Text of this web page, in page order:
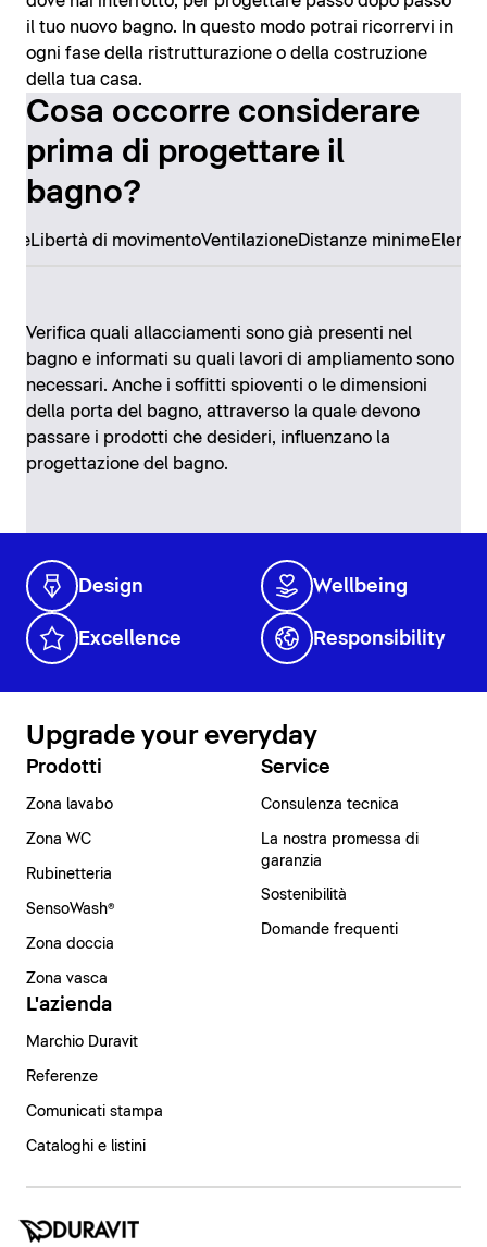
il tuo nuovo bagno. In questo modo potrai ricorrervi in
ogni fase della ristrutturazione o della costruzione
della tua casa.
Cosa occorre considerare
prima di progettare il
bagno?
Libertà di movimentoVentilazioneDistanze minime
Verifica quali allacciamenti sono già presenti nel
bagno e informati su quali lavori di ampliamento sono
necessari. Anche i soffitti spioventi o le dimensioni
della porta del bagno, attraverso la quale devono
passare i prodotti che desideri, influenzano la
progettazione del bagno.
Design Wellbeing
Excellence Responsibility
Upgrade your everyday
Prodotti
Zona lavabo
Zona WC
Rubinetteria
SensoWash®
Zona doccia
Zona vasca
Service
Consulenza tecnica
La nostra promessa di
garanzia
Sostenibilità
Domande frequenti
L'azienda
Marchio Duravit
Referenze
Comunicati stampa
Cataloghi e listini